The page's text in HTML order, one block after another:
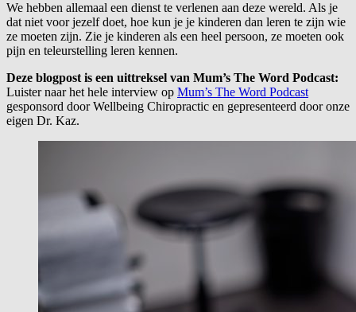
We hebben allemaal een dienst te verlenen aan deze wereld. Als je
dat niet voor jezelf doet, hoe kun je je kinderen dan leren te zijn wie
ze moeten zijn. Zie je kinderen als een heel persoon, ze moeten ook
pijn en teleurstelling leren kennen.
Deze blogpost is een uittreksel van Mum’s The Word Podcast:
Luister naar het hele interview op Mum’s The Word Podcast
gesponsord door Wellbeing Chiropractic en gepresenteerd door onze
eigen Dr. Kaz.